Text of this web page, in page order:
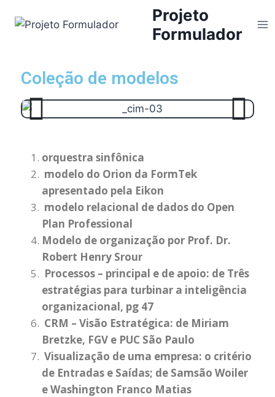
Projeto
Formulador
Coleção de modelos
orquestra sinfônica
modelo do Orion da FormTek
apresentado pela Eikon
modelo relacional de dados do Open
Plan Professional
Modelo de organização por Prof. Dr.
Robert Henry Srour
Processos – principal e de apoio: de Três
estratégias para turbinar a inteligência
organizacional, pg 47
CRM – Visão Estratégica: de Miriam
Bretzke, FGV e PUC São Paulo
Visualização de uma empresa: o critério
de Entradas e Saídas; de Samsão Woiler
e Washington Franco Matias